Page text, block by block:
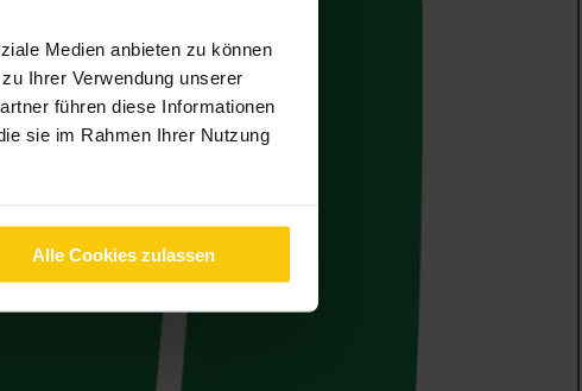
Medien anbieten zu können
Ihrer Verwendung unserer
führen diese Informationen
sie im Rahmen Ihrer Nutzung
Alle Cookies zulassen